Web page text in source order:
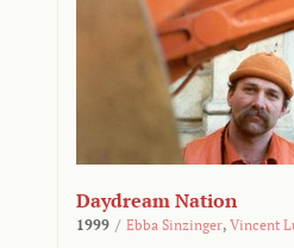
Daydream Nation
1999 / Ebba Sinzinger, Vincent